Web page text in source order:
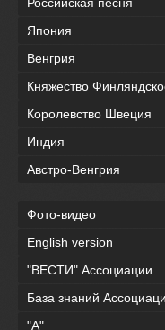
Япония
Венгрия
Княжество
Королевство Швеция
Индия
Австро-Венгрия
Фото-видео
English version
"ВЕСТИ" Ассоциации
База знаний
"А"